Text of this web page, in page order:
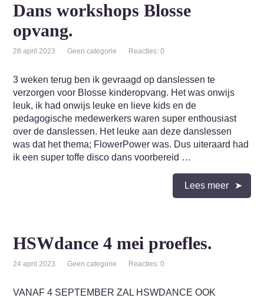
Dans workshops Blosse
opvang.
28 april 2023 Geen categorie Reacties: 0
3 weken terug ben ik gevraagd op danslessen te
verzorgen voor Blosse kinderopvang. Het was onwijs
leuk, ik had onwijs leuke en lieve kids en de
pedagogische medewerkers waren super enthousiast
over de danslessen. Het leuke aan deze danslessen
was dat het thema; FlowerPower was. Dus uiteraard had
ik een super toffe disco dans voorbereid …
Lees meer
HSWdance 4 mei proefles.
24 april 2023 Geen categorie Reacties: 0
VANAF 4 SEPTEMBER ZAL HSWDANCE OOK